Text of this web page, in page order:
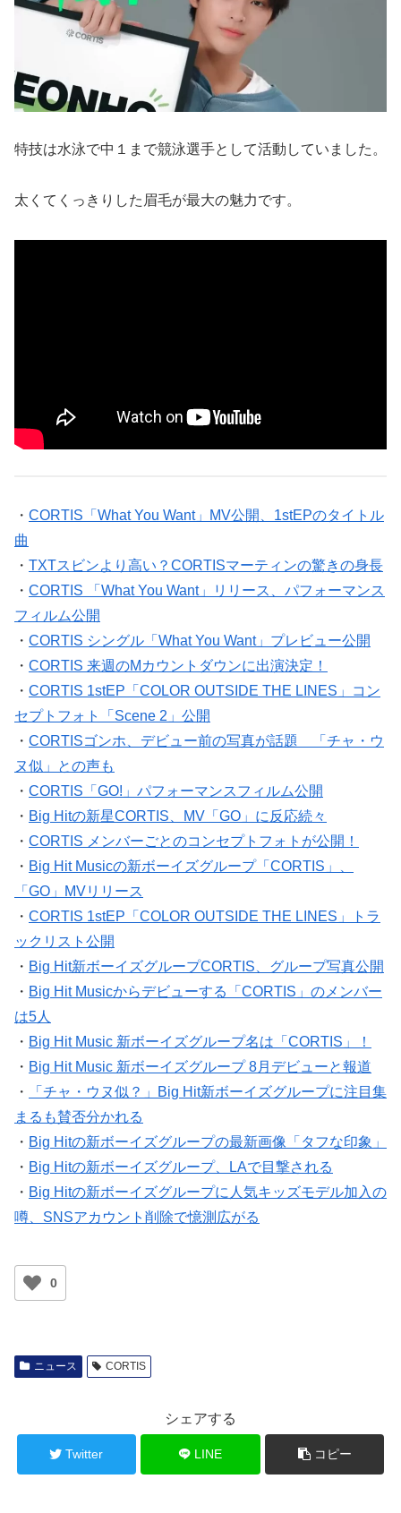
特技は水泳で中１まで競泳選手として活動していました。
太くてくっきりした眉毛が最大の魅力です。
・ CORTIS「What You Want」MV公開、1stEPのタイトル
曲
・ TXTスビンより高い？CORTISマーティンの驚きの身長
・ CORTIS 「What You Want」リリース、パフォーマンス
フィルム公開
・ CORTIS シングル「What You Want」プレビュー公開
・ CORTIS 来週のMカウントダウンに出演決定！
・ CORTIS 1stEP「COLOR OUTSIDE THE LINES」コン
セプトフォト「Scene 2」公開
・ CORTISゴンホ、デビュー前の写真が話題 「チャ・ウ
ヌ似」との声も
・ CORTIS「GO!」パフォーマンスフィルム公開
・ Big Hitの新星CORTIS、MV「GO」に反応続々
・ CORTIS メンバーごとのコンセプトフォトが公開！
・ Big Hit Musicの新ボーイズグループ「CORTIS」、
「GO」MVリリース
・ CORTIS 1stEP「COLOR OUTSIDE THE LINES」トラ
ックリスト公開
・ Big Hit新ボーイズグループCORTIS、グループ写真公開
・ Big Hit Musicからデビューする「CORTIS」のメンバー
は5人
・ Big Hit Music 新ボーイズグループ名は「CORTIS」！
・ Big Hit Music 新ボーイズグループ 8月デビューと報道
・
「チャ・ウヌ似？」Big Hit新ボーイズグループに注目集
まるも賛否分かれる
・ Big Hitの新ボーイズグループの最新画像「タフな印象」
・ Big Hitの新ボーイズグループ、LAで目撃される
・ Big Hitの新ボーイズグループに人気キッズモデル加入の
噂、SNSアカウント削除で憶測広がる
0
ニュース CORTIS
シェアする
Twitter LINE コピー